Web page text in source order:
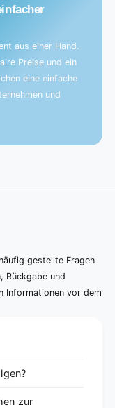
aus einer Hand.
Preise und ein
eine einfache
und
gestellte Fragen
Rückgabe und
Informationen vor dem
zur